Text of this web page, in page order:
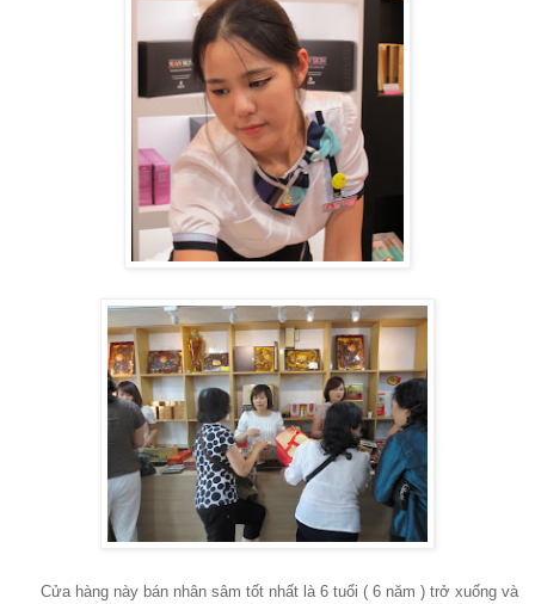
Cửa hàng này bán nhân sâm tốt nhất là 6 tuổi ( 6 năm ) trở xuống và